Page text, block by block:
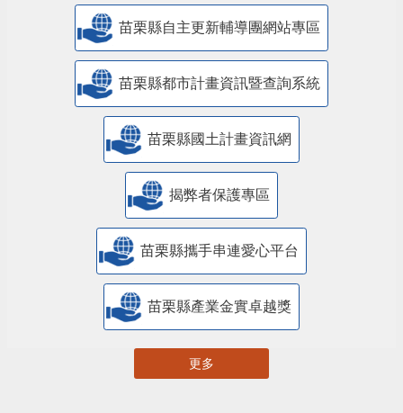
苗栗縣自主更新輔導團網站專區
苗栗縣都市計畫資訊暨查詢系統
苗栗縣國土計畫資訊網
揭弊者保護專區
苗栗縣攜手串連愛心平台
苗栗縣產業金實卓越獎
更多